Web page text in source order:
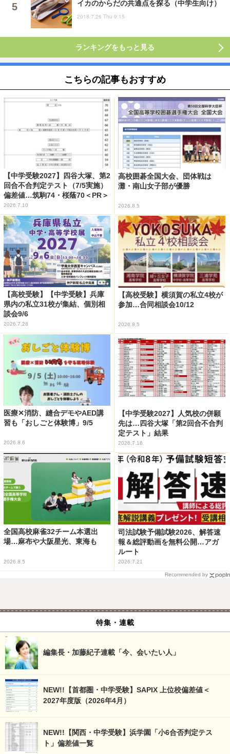
イカのからだの共通点を探る（中学生向け）
2018.7.26 Thu 9:15
ランキングをもっと見る
こちらの記事もおすすめ
【中学受験2027】四谷大塚、第2
回合不合判定テスト（7/5実施）
偏差値…筑駒74・桜蔭70＜PR＞
2026.7.10
高校囲碁全国大会、団体戦は
灘・南山女子部が優勝
2026.8.5
【高校受験】【中学受験】兵庫
県内の私立31校が集結、個別相
談会9/6
2026.7.28
【高校受験】横須賀の私立4校が
参加…合同相談会10/12
2026.8.5
医療✕消防、縫合デモやAED講
習も「おしごと体験博」9/5
2026.8.6
【中学受験2027】人気校の併願
先は…四谷大塚「第2回合不合判
定テスト」結果
2026.7.16
全国高校麻雀32チーム本選出
場…麻布や大阪星光、東海も
2026.8.5
司法試験予備試験2026、解答速
報＆総評動画を無料公開…アガ
ルート
2026.7.21
Recommended by
特集・連載
編集長・加藤紀子連載「今、会いたい人」
NEW!!【首都圏・中学受験】SAPIX 上位校偏差値＜
2027年度版（2026年4月）
NEW!!【関西・中学受験】浜学園「小6合否判定テス
ト」偏差値一覧